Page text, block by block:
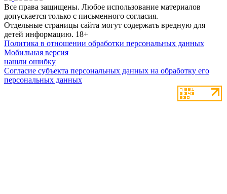
Все права защищены. Любое использование материалов
допускается только с письменного согласия.
Отдельные страницы сайта могут содержать вредную для
детей информацию. 18+
Политика в отношении обработки персональных данных
Мобильная версия
нашли ошибку
Согласие субъекта персональных данных на обработку его
персональных данных